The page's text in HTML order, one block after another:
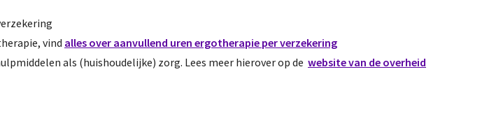
vind alles over aanvullend uren ergotherapie per verzekering
als (huishoudelijke) zorg. Lees meer hierover op de website van de overheid